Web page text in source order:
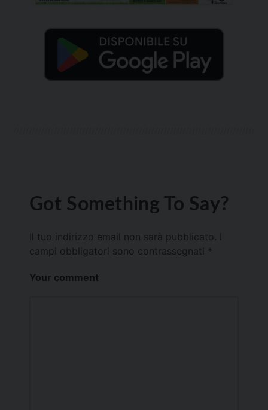
Got Something To Say?
Il tuo indirizzo email non sarà pubblicato.
campi obbligatori sono contrassegnati *
Your comment